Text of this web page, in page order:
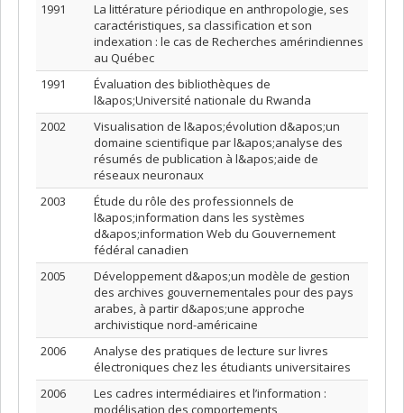
1991
La littérature périodique en anthropologie, ses
caractéristiques, sa classification et son
indexation : le cas de Recherches amérindiennes
au Québec
1991
Évaluation des bibliothèques de
l&apos;Université nationale du Rwanda
2002
Visualisation de l&apos;évolution d&apos;un
domaine scientifique par l&apos;analyse des
résumés de publication à l&apos;aide de
réseaux neuronaux
2003
Étude du rôle des professionnels de
l&apos;information dans les systèmes
d&apos;information Web du Gouvernement
fédéral canadien
2005
Développement d&apos;un modèle de gestion
des archives gouvernementales pour des pays
arabes, à partir d&apos;une approche
archivistique nord-américaine
2006
Analyse des pratiques de lecture sur livres
électroniques chez les étudiants universitaires
2006
Les cadres intermédiaires et l’information :
modélisation des comportements